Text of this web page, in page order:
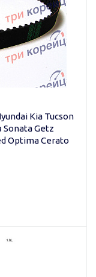
Kia Tucson
Sonata Getz
Optima Cerato